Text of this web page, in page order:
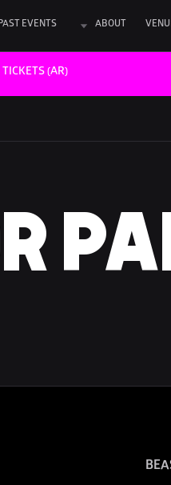
ABOUT
EVENTS
(AR)